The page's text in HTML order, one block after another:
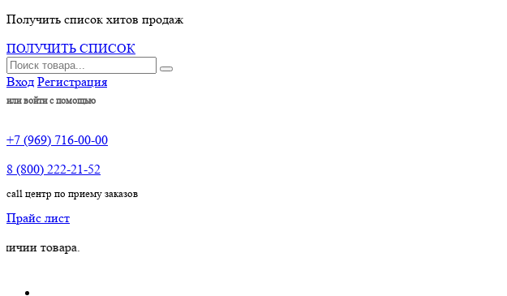
Получить список хитов продаж
ПОЛУЧИТЬ СПИСОК
Вход Регистрация
или войти с помощью
+7 (969) 716-00-00
8 (800) 222-21-52
call центр по приему заказов
Прайс лист